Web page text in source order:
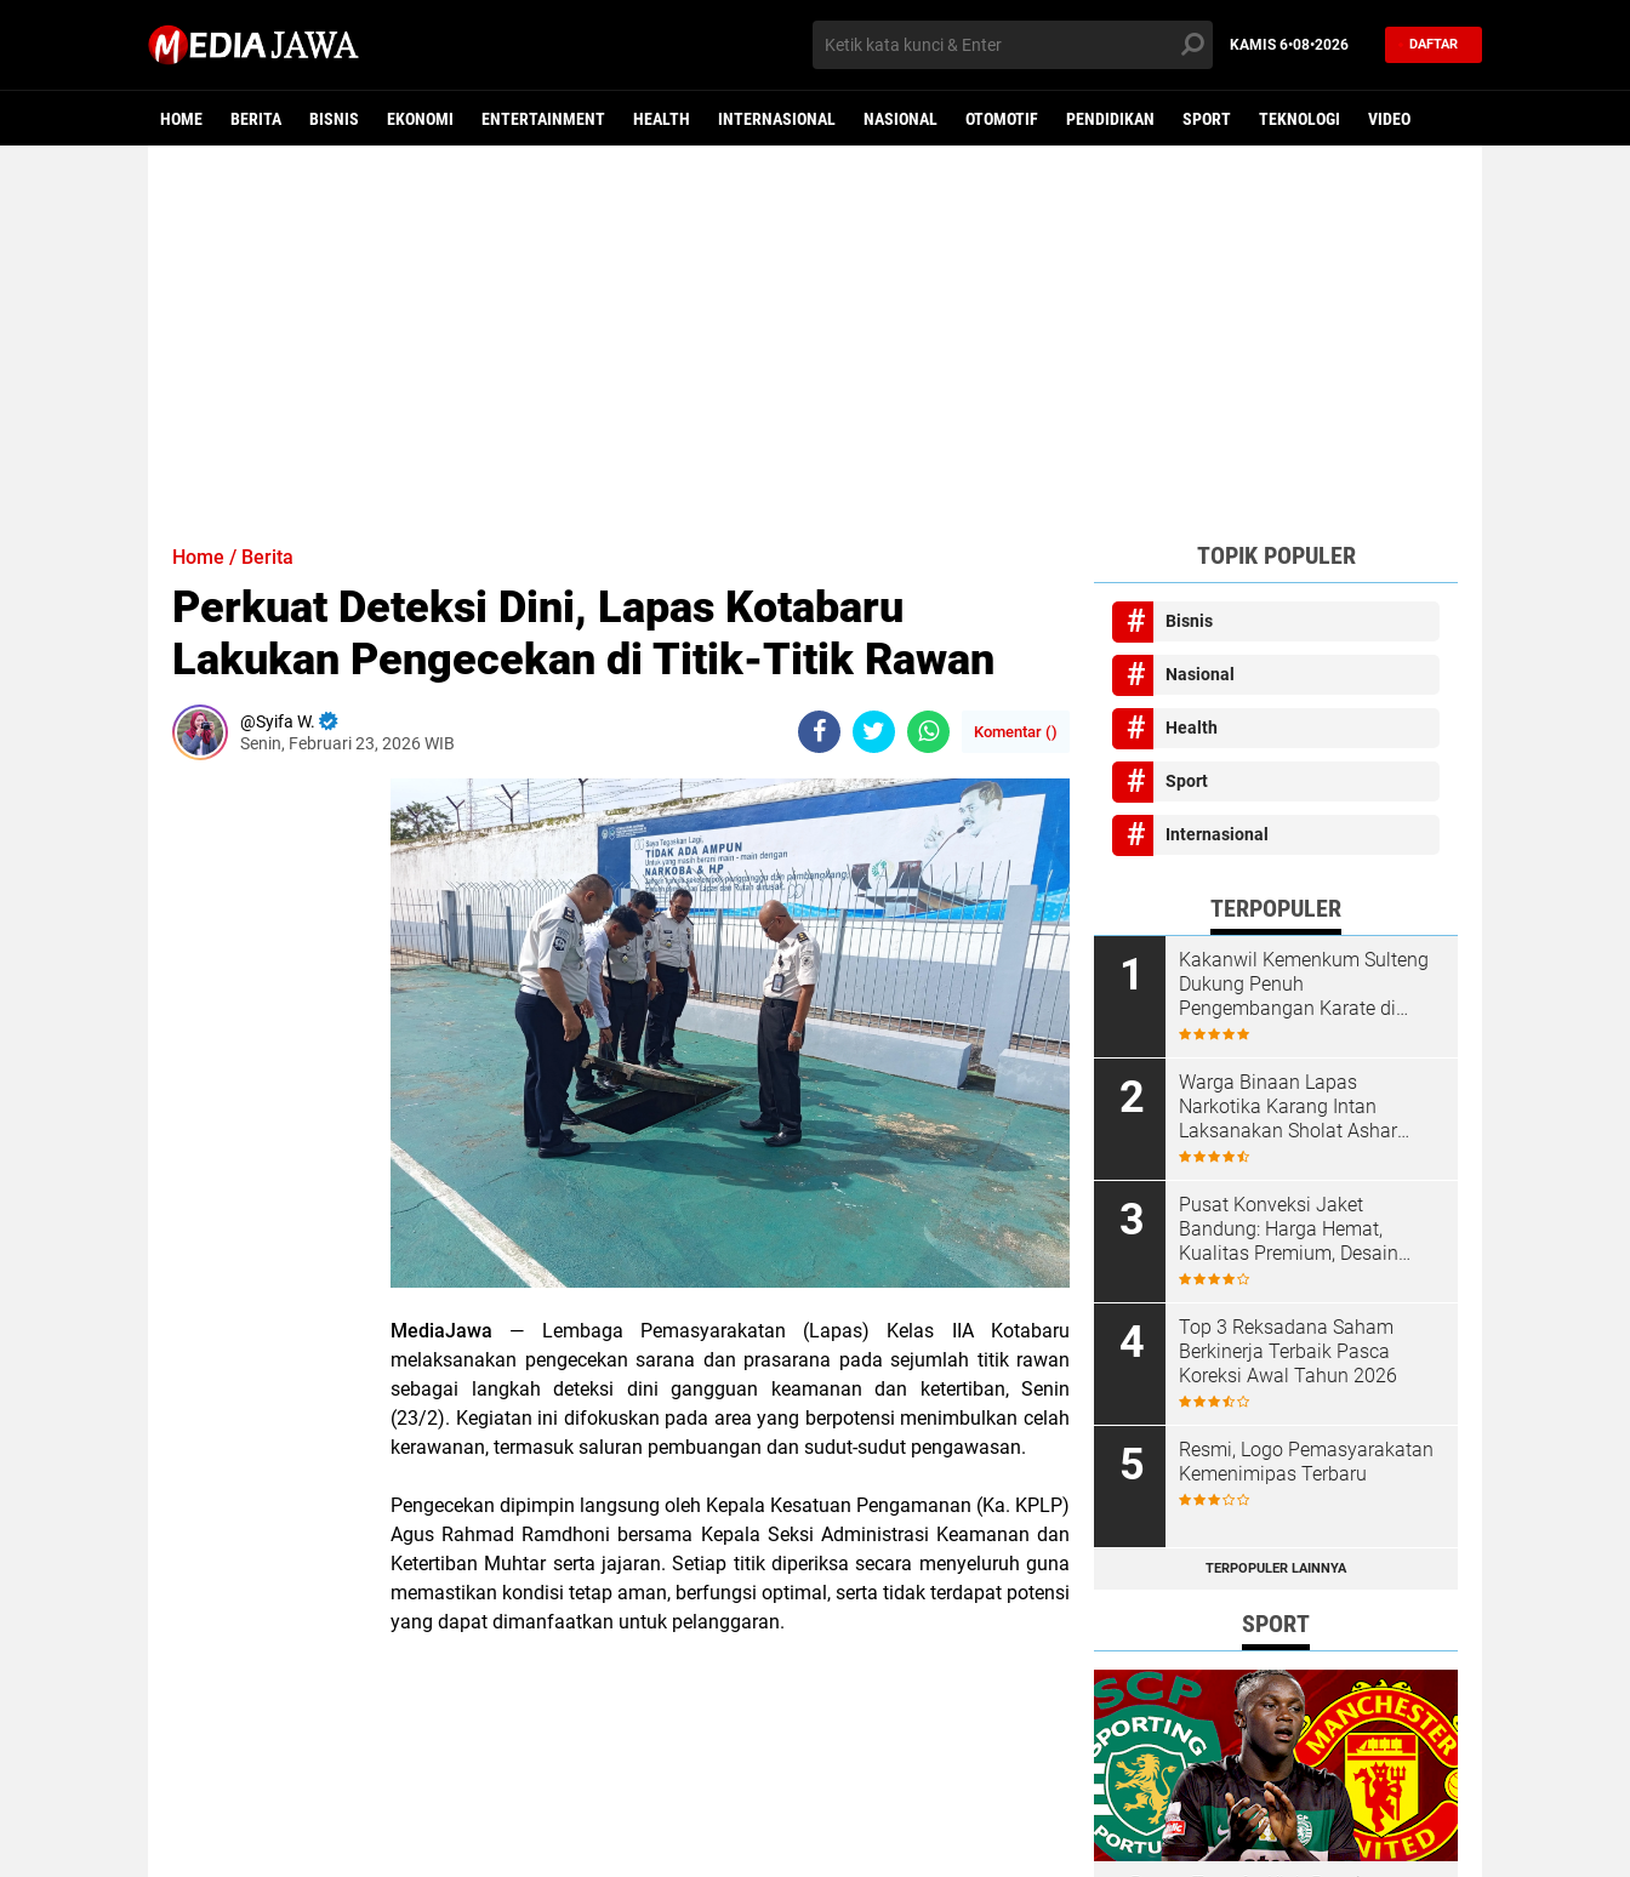
KAMIS 6•08•2026 DAFTAR
HOME BERITA BISNIS EKONOMI ENTERTAINMENT HEALTH INTERNASIONAL NASIONAL OTOMOTIF PENDIDIKAN SPORT TEKNOLOGI VIDEO
Home / Berita
Perkuat Deteksi Dini, Lapas Kotabaru
Lakukan Pengecekan di Titik-Titik Rawan
Syifa W.
Senin, Februari 23, 2026 WIB
Komentar ()
MediaJawa — Lembaga Pemasyarakatan (Lapas) Kelas IIA Kotabaru
melaksanakan pengecekan sarana dan prasarana pada sejumlah titik rawan
sebagai langkah deteksi dini gangguan keamanan dan ketertiban, Senin
(23/2). Kegiatan ini difokuskan pada area yang berpotensi menimbulkan celah
kerawanan, termasuk saluran pembuangan dan sudut-sudut pengawasan.
Pengecekan dipimpin langsung oleh Kepala Kesatuan Pengamanan (Ka. KPLP)
Agus Rahmad Ramdhoni bersama Kepala Seksi Administrasi Keamanan dan
Ketertiban Muhtar serta jajaran. Setiap titik diperiksa secara menyeluruh guna
memastikan kondisi tetap aman, berfungsi optimal, serta tidak terdapat potensi
yang dapat dimanfaatkan untuk pelanggaran.
TOPIK POPULER
Bisnis
Nasional
Health
Sport
Internasional
TERPOPULER
Kakanwil Kemenkum Sulteng
Dukung Penuh
Pengembangan Karate di
Bumi Seribu Megalith
Warga Binaan Lapas
Narkotika Karang Intan
Laksanakan Sholat Ashar
Berjamaah di Masjid At-
Pusat Konveksi Jaket
Bandung: Harga Hemat,
Kualitas Premium, Desain
Custom
Top 3 Reksadana Saham
Berkinerja Terbaik Pasca
Koreksi Awal Tahun 2026
Resmi, Logo Pemasyarakatan
Kemenimipas Terbaru
TERPOPULER LAINNYA
SPORT